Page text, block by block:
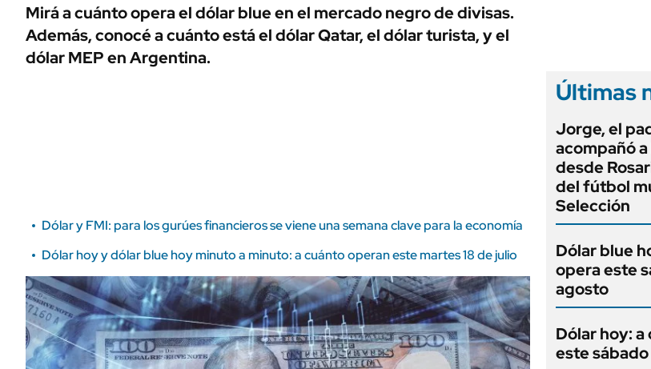
ÁMBITO DEBATE
MEDIAKIT AMBITO DEBATE
LIFESTYLE
AUTOS
Mirá a cuánto opera el dólar blue en el mercado negro de divisas.
Además, conocé a cuánto está el dólar Qatar, el dólar turista, y el
dólar MEP en Argentina.
Dólar y FMI: para los gurúes financieros se viene una semana clave para la economía
Dólar hoy y dólar blue hoy minuto a minuto: a cuánto operan este martes 18 de julio
Últimas
Jorge, el
acompañó
desde
del fútbol
Selección
Dólar blue
opera este
agosto
Dólar hoy:
este